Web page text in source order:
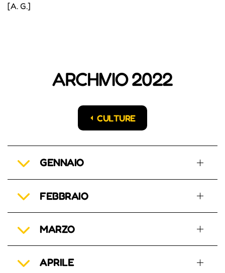
[A. G.]
ARCHIVIO 2022
CULTURE
GENNAIO
FEBBRAIO
MARZO
APRILE